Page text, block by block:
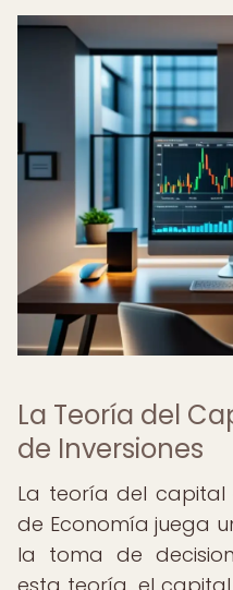
La Teoría del
de Inversiones
La teoría del capital
de Economía juega
la toma de